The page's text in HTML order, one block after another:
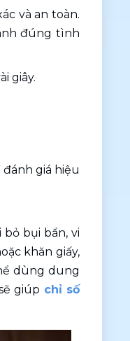
và an toàn.
đúng tình
giây.
giá hiệu
bụi bẩn, vi
khăn giấy,
dùng dung
giúp chỉ số